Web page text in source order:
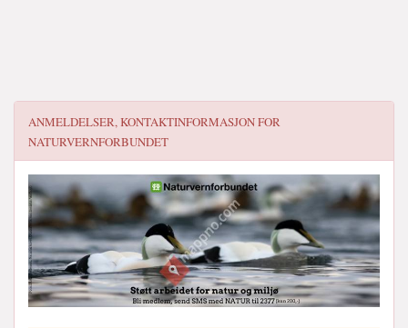
ANMELDELSER, KONTAKTINFORMASJON FOR
NATURVERNFORBUNDET